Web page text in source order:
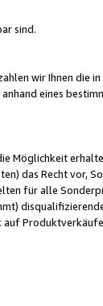
sind.
wir Ihnen die
eines
Möglichkeit
das Recht vor,
für alle